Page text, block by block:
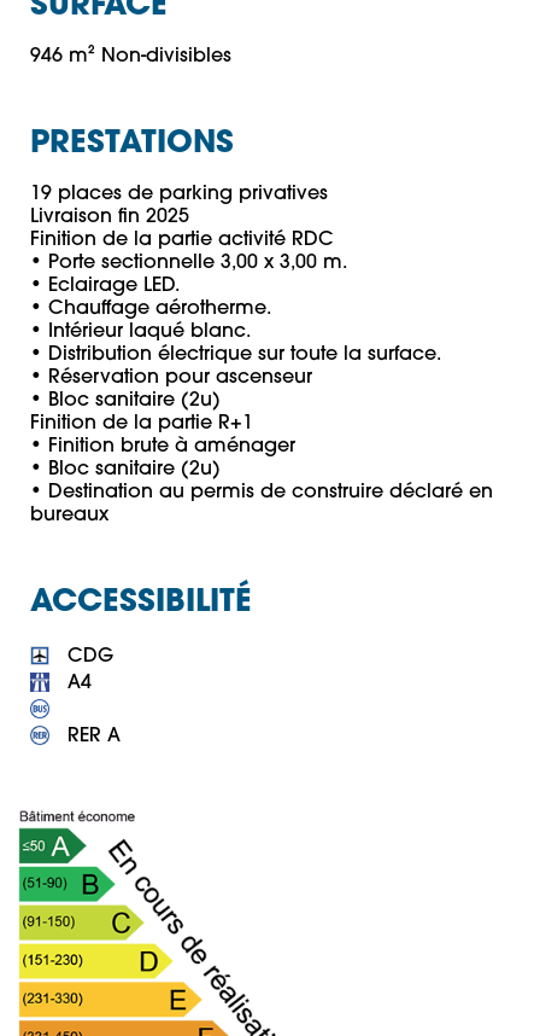
SURFACE
946 m² Non-divisibles
PRESTATIONS
19 places de parking privatives
Livraison fin 2025
Finition de la partie activité RDC
• Porte sectionnelle 3,00 x 3,00 m.
• Eclairage LED.
• Chauffage aérotherme.
• Intérieur laqué blanc.
• Distribution électrique sur toute la surface.
• Réservation pour ascenseur
• Bloc sanitaire (2u)
Finition de la partie R+1
• Finition brute à aménager
• Bloc sanitaire (2u)
• Destination au permis de construire déclaré en
bureaux
ACCESSIBILITÉ
RER A